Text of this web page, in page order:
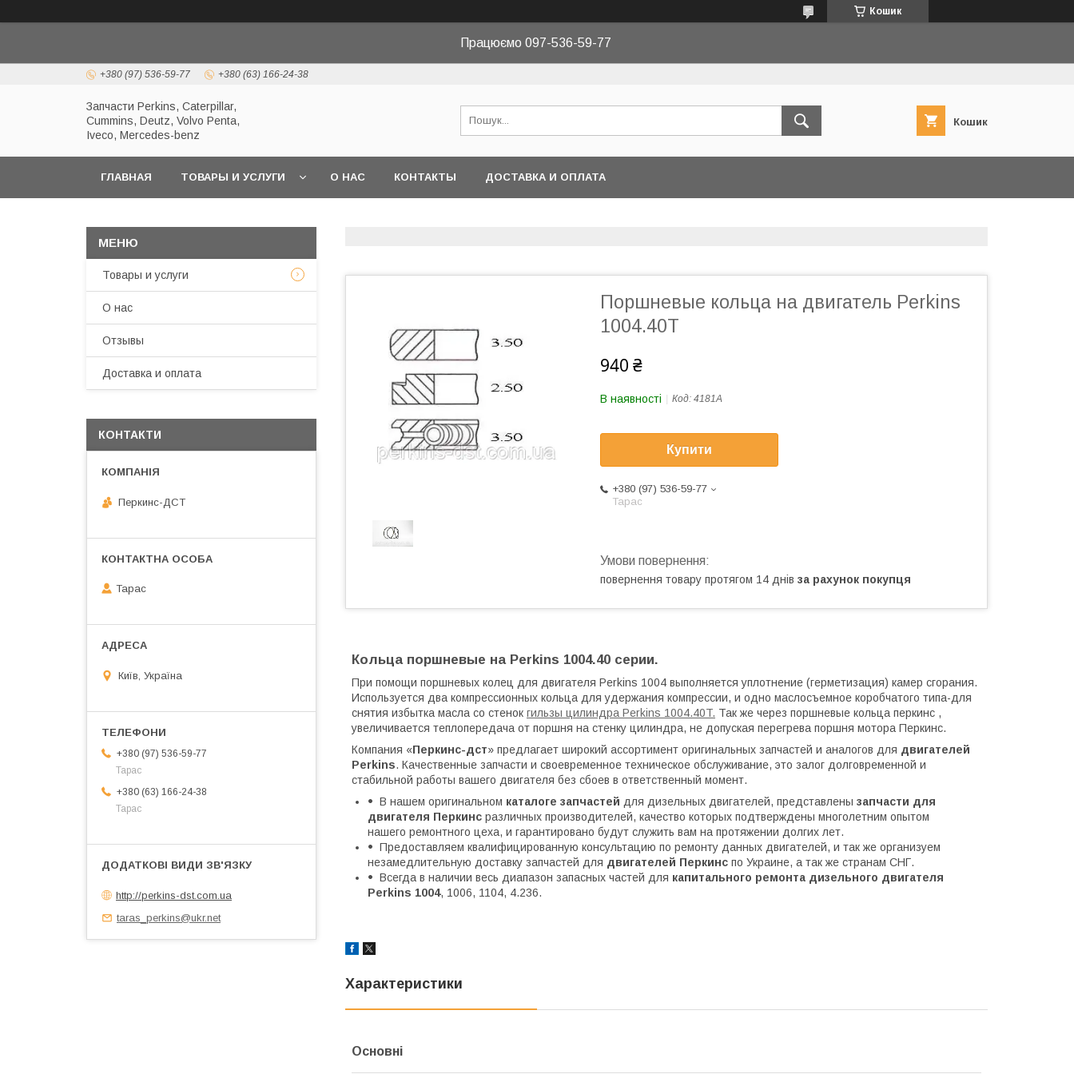
Кошик
Працюємо 097-536-59-77
+380 (97) 536-59-77 +380 (63) 166-24-38
Запчасти Perkins, Caterpillar,
Cummins, Deutz, Volvo Penta,
Iveco, Mercedes-benz
Кошик
ГЛАВНАЯ ТОВАРЫ И УСЛУГИ О НАС КОНТАКТЫ ДОСТАВКА И ОПЛАТА
Поршневые кольца на двигатель Perkins
1004.40T
940 ₴
В наявності Код: 4181A
Купити
+380 (97) 536-59-77
Тарас
повернення товару протягом 14 днів за рахунок покупця
Кольца поршневые на Perkins 1004.40 серии.
При помощи поршневых колец для двигателя Perkins 1004 выполняется уплотнение (герметизация) камер сгорания.
Используется два компрессионных кольца для удержания компрессии, и одно маслосъемное коробчатого типа-для
снятия избытка масла со стенок гильзы цилиндра Perkins 1004.40T. Так же через поршневые кольца перкинс ,
увеличивается теплопередача от поршня на стенку цилиндра, не допуская перегрева поршня мотора Перкинс.
Компания «Перкинс-дст» предлагает широкий ассортимент оригинальных запчастей и аналогов для двигателей
Perkins. Качественные запчасти и своевременное техническое обслуживание, это залог долговременной и
стабильной работы вашего двигателя без сбоев в ответственный момент.
В нашем оригинальном каталоге запчастей для дизельных двигателей, представлены запчасти для
двигателя Перкинс различных производителей, качество которых подтверждены многолетним опытом
нашего ремонтного цеха, и гарантировано будут служить вам на протяжении долгих лет.
Предоставляем квалифицированную консультацию по ремонту данных двигателей, и так же организуем
незамедлительную доставку запчастей для двигателей Перкинс по Украине, а так же странам СНГ.
Всегда в наличии весь диапазон запасных частей для капитального ремонта дизельного двигателя
Perkins 1004, 1006, 1104, 4.236.
Характеристики
Основні
Товары и услуги
О нас
Отзывы
Доставка и оплата
КОНТАКТИ
Перкинс-ДСТ
Тарас
Київ, Україна
+380 (97) 536-59-77
Тарас
+380 (63) 166-24-38
Тарас
http://perkins-dst.com.ua
taras_perkins@ukr.net